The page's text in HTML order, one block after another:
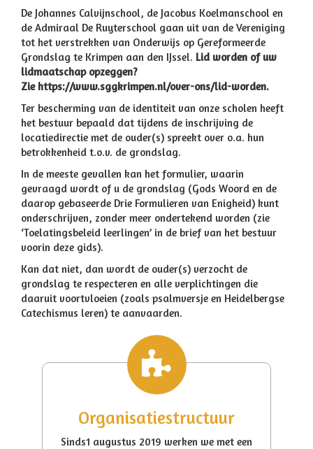
De Johannes Calvijnschool, de Jacobus Koelmanschool en
de Admiraal De Ruyterschool gaan uit van de Vereniging
tot het verstrekken van Onderwijs op Gereformeerde
Grondslag te Krimpen aan den IJssel. Lid worden of uw
lidmaatschap opzeggen?
Zie https://www.sggkrimpen.nl/over-ons/lid-worden.
Ter bescherming van de identiteit van onze scholen heeft
het bestuur bepaald dat tijdens de inschrijving de
locatiedirectie met de ouder(s) spreekt over o.a. hun
betrokkenheid t.o.v. de grondslag.
In de meeste gevallen kan het formulier, waarin
gevraagd wordt of u de grondslag (Gods Woord en de
daarop gebaseerde Drie Formulieren van Enigheid) kunt
onderschrijven, zonder meer ondertekend worden (zie
‘Toelatingsbeleid leerlingen’ in de brief van het bestuur
voorin deze gids).
Kan dat niet, dan wordt de ouder(s) verzocht de
grondslag te respecteren en alle verplichtingen die
daaruit voortvloeien (zoals psalmversje en Heidelbergse
Catechismus leren) te aanvaarden.
Organisatiestructuur
Sinds1 augustus 2019 werken we met een